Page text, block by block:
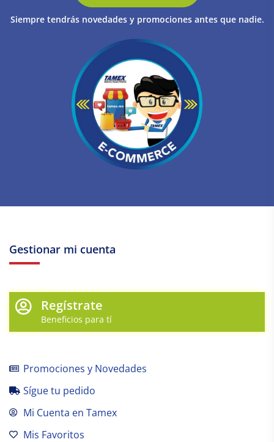
Siempre tendrás novedades y promociones antes que nadie.
Gestionar mi cuenta
Regístrate
Beneficios para tí
Promociones y Novedades
Sígue tu pedido
Mi Cuenta en Tamex
Mis Favoritos